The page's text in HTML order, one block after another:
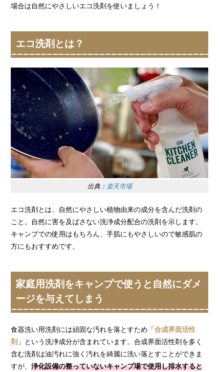
場合は自然にやさしいエコ洗剤を使いましょう！
エコ洗剤とは？
出典： 楽天市場
エコ洗剤とは、自然にやさしい植物由来の成分を含んだ洗剤の
こと。自然に害を及ばさない洗浄成分配合の洗剤を示します。
キャンプでの使用はもちろん、手肌にもやさしいので敏感肌の
方にもおすすめです。
家庭用洗剤をキャンプで使うと自然にダメ
ージを与えてしまう
食器洗い用洗剤には頑固な汚れを落とすため「合成界面活性
剤 」という洗浄成分が含まれています。合成界面活性剤を多く
含む洗剤は油汚れに強く汚れを綺麗に洗い落とすことができま
すが、浄化設備の整っていないキャンプ場で使用し排水すると